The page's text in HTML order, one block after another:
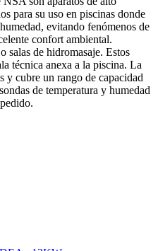
para su uso en piscinas donde
evitando fenómenos de
confort ambiental.
salas de hidromasaje. Estos
técnica anexa a la piscina. La
y cubre un rango de capacidad
de temperatura y humedad